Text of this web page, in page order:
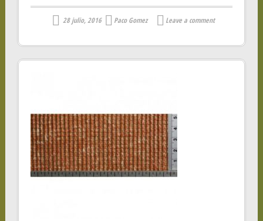
28 julio, 2016 Paco Gomez Leave a comment